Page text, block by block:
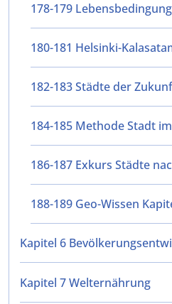
178-179
180-181 Helsinki-
182-183 Städte der
184-185 Methode Stadt
186-187 Exkurs Städte
188-189 Geo-Wissen
Kapitel 6
Kapitel 7 Welternährung